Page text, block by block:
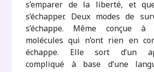
s’emparer de la liberté, et
s’échapper. Deux modes de
s’échappe. Même conçue
molécules qui n’ont rien en
échappe. Elle sort d’un
compliqué à base d’une